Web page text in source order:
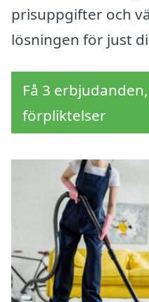
prisuppgifter och
lösningen för just
Få 3
förpliktelser